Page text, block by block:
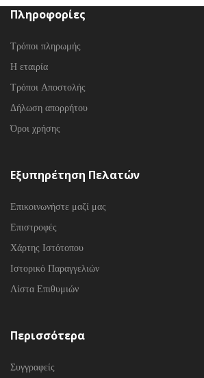
Πληροφορίες
Τρόποι πληρωμής
Η εταιρία
Τρόποι Αποστολής
Δήλωση απορρήτου
Όροι χρήσης
Εξυπηρέτηση Πελατών
Επικοινωνήστε μαζί μας
Επιστροφές
Χάρτης Ιστότοπου
Ιστορικό Παραγγελιών
Λίστα Επιθυμιών
Περισσότερα
Συγγραφείς